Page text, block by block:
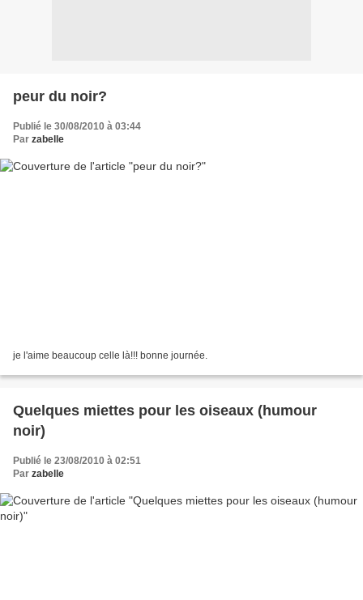
peur du noir?
Publié le 30/08/2010 à 03:44
Par zabelle
je l'aime beaucoup celle là!!! bonne journée.
Quelques miettes pour les oiseaux (humour
noir)
Publié le 23/08/2010 à 02:51
Par zabelle